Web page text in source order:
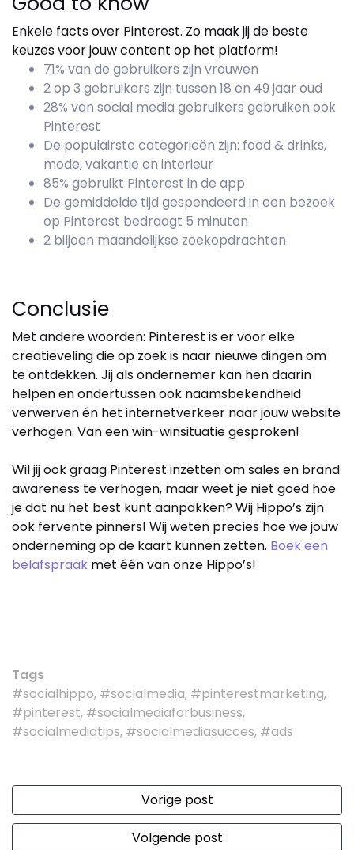
Enkele facts over Pinterest. Zo maak jij de beste
keuzes voor jouw content op het platform!
71% van de gebruikers zijn vrouwen
2 op 3 gebruikers zijn tussen 18 en 49 jaar oud
28% van social media gebruikers gebruiken ook
Pinterest
De populairste categorieën zijn: food & drinks,
mode, vakantie en interieur
85% gebruikt Pinterest in de app
De gemiddelde tijd gespendeerd in een bezoek
op Pinterest bedraagt 5 minuten
2 biljoen maandelijkse zoekopdrachten
Conclusie
Met andere woorden: Pinterest is er voor elke
creatieveling die op zoek is naar nieuwe dingen om
te ontdekken. Jij als ondernemer kan hen daarin
helpen en ondertussen ook naamsbekendheid
verwerven én het internetverkeer naar jouw website
verhogen. Van een win-winsituatie gesproken!
Wil jij ook graag Pinterest inzetten om sales en brand
awareness te verhogen, maar weet je niet goed hoe
je dat nu het best kunt aanpakken? Wij Hippo’s zijn
ook fervente pinners! Wij weten precies hoe we jouw
onderneming op de kaart kunnen zetten. Boek een
belafspraak met één van onze Hippo’s!
Tags
#socialhippo, #socialmedia, #pinterestmarketing,
#pinterest, #socialmediaforbusiness,
#socialmediatips, #socialmediasucces, #ads
Vorige post
Volgende post